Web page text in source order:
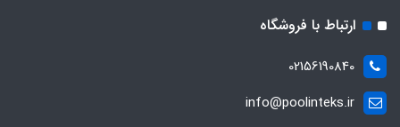
ارتباط با فروشگاه
02156190840
info@poolinteks.ir